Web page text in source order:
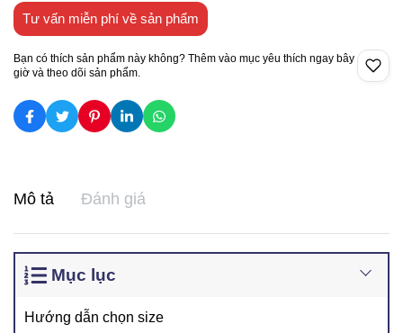
Tư vấn miễn phí về sản phẩm
Bạn có thích sản phẩm này không? Thêm vào mục yêu thích ngay bây
giờ và theo dõi sản phẩm.
Mô tả Đánh giá
Mục lục
Hướng dẫn chọn size